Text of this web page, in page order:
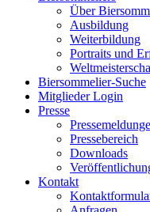
Über
Ausbildung
Weiterbildung
Portraits und
Biersommelier-Suche
Mitglieder Login
Presse
Pressebereich
Downloads
Kontakt